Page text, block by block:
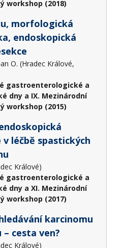
workshop (2018)
morfologická
endoskopická
O. (Hradec Králové,
gastroenterologické a
dny a IX. Mezinárodní
workshop (2015)
léčbě spastických
Králové)
gastroenterologické a
dny a XI. Mezinárodní
workshop (2017)
karcinomu
cesta ven?
Králové)